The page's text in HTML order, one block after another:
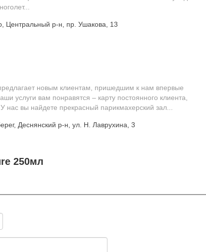
Центральный р-н, пр. Ушакова, 13
новым клиентам, пришедшим к нам впервые
услуги вам понравятся – карту постоянного клиента,
нас вы найдете прекрасный парикмахерский зал...
Деснянский р-н, ул. Н. Лаврухина, 3
250мл